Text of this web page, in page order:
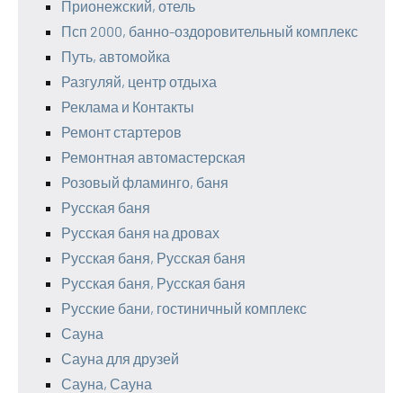
Прионежский, отель
Псп 2000, банно-оздоровительный комплекс
Путь, автомойка
Разгуляй, центр отдыха
Реклама и Контакты
Ремонт стартеров
Ремонтная автомастерская
Розовый фламинго, баня
Русская баня
Русская баня на дровах
Русская баня, Русская баня
Русская баня, Русская баня
Русские бани, гостиничный комплекс
Сауна
Сауна для друзей
Сауна, Сауна